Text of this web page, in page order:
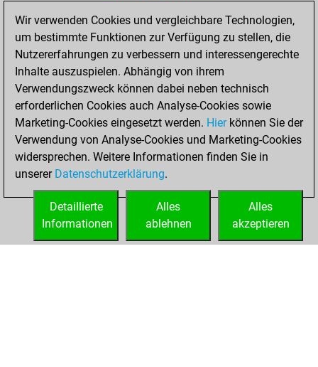
You achieved a
BeautyScore of 4
Fritz
achieved a new Elo
of 1566
Dienstag, Januar
12, 2021
You created
your Fritz account
Wir verwenden Cookies und vergleichbare Technologien,
um bestimmte Funktionen zur Verfügung zu stellen, die
Nutzererfahrungen zu verbessern und interessengerechte
Inhalte auszuspielen. Abhängig von ihrem
Verwendungszweck können dabei neben technisch
erforderlichen Cookies auch Analyse-Cookies sowie
Marketing-Cookies eingesetzt werden. Hierkönnen Sie der
Verwendung von Analyse-Cookies und Marketing-Cookies
widersprechen. Weitere Informationen finden Sie in
unserer Datenschutzerklärung.
Alles
akzeptieren
Alles
ablehnen
Detaillierte
Informationen